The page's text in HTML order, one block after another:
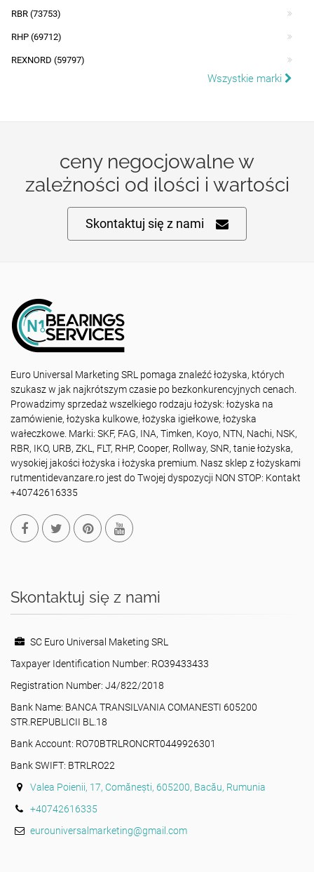
RBR (73753)
RHP (69712)
REXNORD (59797)
Wszystkie marki
ceny negocjowalne w
zależności od ilości i wartości
Skontaktuj się z nami
Euro Universal Marketing SRL pomaga znaleźć łożyska, których
szukasz w jak najkrótszym czasie po bezkonkurencyjnych cenach.
Prowadzimy sprzedaż wszelkiego rodzaju łożysk: łożyska na
zamówienie, łożyska kulkowe, łożyska igiełkowe, łożyska
wałeczkowe. Marki: SKF, FAG, INA, Timken, Koyo, NTN, Nachi, NSK,
RBR, IKO, URB, ZKL, FLT, RHP, Cooper, Rollway, SNR, tanie łożyska,
wysokiej jakości łożyska i łożyska premium. Nasz sklep z łożyskami
rutmentidevanzare.ro jest do Twojej dyspozycji NON STOP: Kontakt
+40742616335
Skontaktuj się z nami
SC Euro Universal Maketing SRL
Taxpayer Identification Number: RO39433433
Registration Number: J4/822/2018
Bank Name: BANCA TRANSILVANIA COMANESTI 605200
STR.REPUBLICII BL.18
Bank Account: RO70BTRLRONCRT0449926301
Bank SWIFT: BTRLRO22
Valea Poienii, 17, Comănești, 605200, Bacău, Rumunia
+40742616335
eurouniversalmarketing@gmail.com